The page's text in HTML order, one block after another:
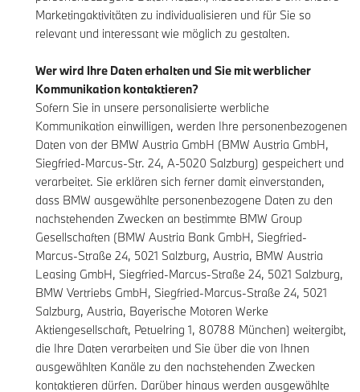
Marketingaktivitäten zu individualisieren und für Sie so
relevant und interessant wie möglich zu gestalten.
Wer wird Ihre Daten erhalten und Sie mit werblicher
Kommunikation kontaktieren?
Sofern Sie in unsere personalisierte werbliche
Kommunikation einwilligen, werden Ihre personenbezogenen
Daten von der BMW Austria GmbH (BMW Austria GmbH,
Siegfried-Marcus-Str. 24, A-5020 Salzburg) gespeichert und
verarbeitet. Sie erklären sich ferner damit einverstanden,
dass BMW ausgewählte personenbezogene Daten zu den
nachstehenden Zwecken an bestimmte BMW Group
Gesellschaften (BMW Austria Bank GmbH, Siegfried-
Marcus-Straße 24, 5021 Salzburg, Austria, BMW Austria
Leasing GmbH, Siegfried-Marcus-Straße 24, 5021 Salzburg,
BMW Vertriebs GmbH, Siegfried-Marcus-Straße 24, 5021
Salzburg, Austria, Bayerische Motoren Werke
Aktiengesellschaft, Petuelring 1, 80788 München) weitergibt,
die Ihre Daten verarbeiten und Sie über die von Ihnen
ausgewählten Kanäle zu den nachstehenden Zwecken
kontaktieren dürfen. Darüber hinaus werden ausgewählte